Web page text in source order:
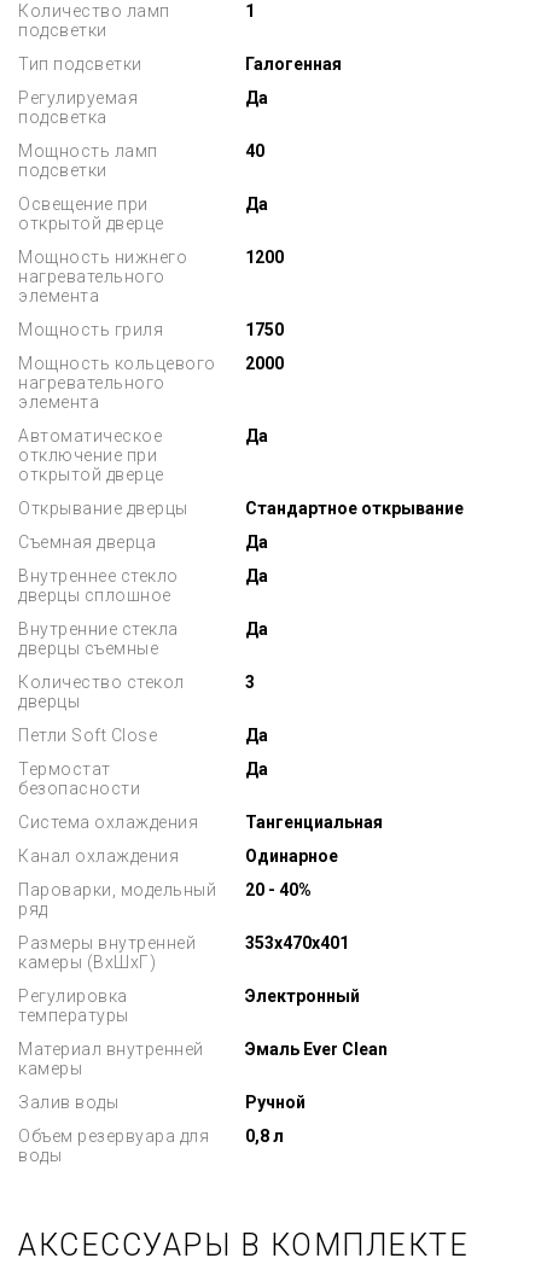
Количество ламп
подсветки
1
Тип подсветки
Галогенная
Регулируемая
подсветка
Да
Мощность ламп
подсветки
40
Освещение при
открытой дверце
Да
Мощность нижнего
нагревательного
элемента
1200
Мощность гриля
1750
Мощность кольцевого
нагревательного
элемента
2000
Автоматическое
отключение при
открытой дверце
Да
Открывание дверцы
Стандартное открывание
Съемная дверца
Да
Внутреннее стекло
дверцы сплошное
Да
Внутренние стекла
дверцы съемные
Да
Количество стекол
дверцы
3
Петли Soft Close
Да
Термостат
безопасности
Да
Система охлаждения
Тангенциальная
Канал охлаждения
Одинарное
Пароварки, модельный
ряд
20 - 40%
Размеры внутренней
камеры (ВхШхГ)
353x470x401
Регулировка
температуры
Электронный
Материал внутренней
камеры
Эмаль Ever Clean
Залив воды
Ручной
Объем резервуара для
воды
0,8 л
АКСЕССУАРЫ В КОМПЛЕКТЕ